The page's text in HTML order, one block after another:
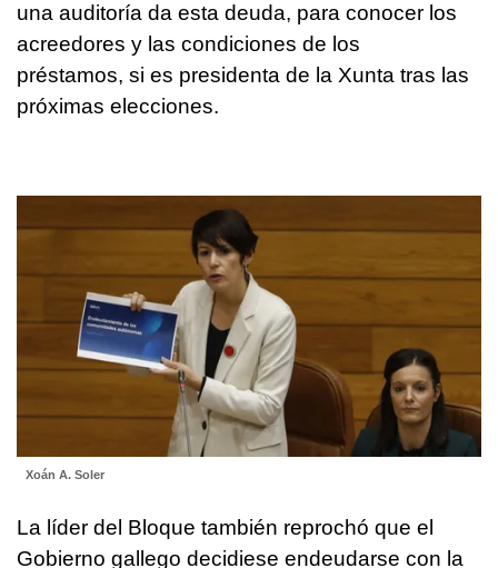
una auditoría da esta deuda, para conocer los
acreedores y las condiciones de los
préstamos, si es presidenta de la Xunta tras las
próximas elecciones.
Xoán A. Soler
La líder del Bloque también reprochó que el
Gobierno gallego decidiese endeudarse con la